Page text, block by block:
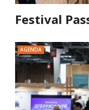
Festival
AGENDA